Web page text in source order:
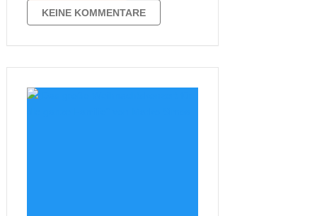
Mädchen. Sie lehnt jeden Vorschlag
ihrer Mutter konsequent, aber …
KEINE KOMMENTARE